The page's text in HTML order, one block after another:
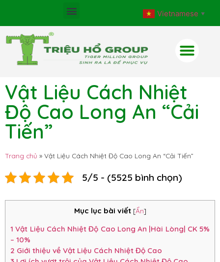
Vietnamese ▼
Vật Liệu Cách Nhiệt
Độ Cao Long An “Cải
Tiến”
Trang chủ » Vật Liệu Cách Nhiệt Độ Cao Long An “Cải Tiến”
5/5 - (5525 bình chọn)
Mục lục bài viết [Ẩn]
1 Vật Liệu Cách Nhiệt Độ Cao Long An |Hài Lòng| CK 5%
– 10%
2 Giới thiệu về Vật Liệu Cách Nhiệt Độ Cao